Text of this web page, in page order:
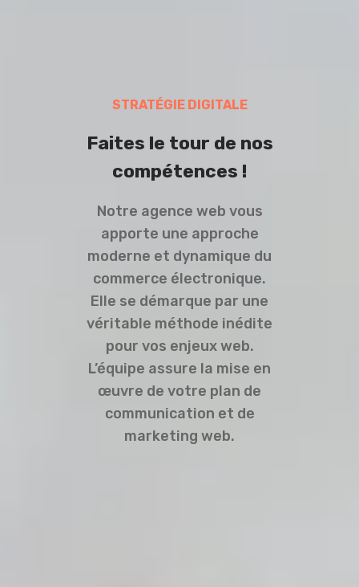
STRATÉGIE DIGITALE
Faites le tour de nos
compétences !
Notre agence web vous
apporte une approche
moderne et dynamique du
commerce électronique.
Elle se démarque par une
véritable méthode inédite
pour vos enjeux web.
L’équipe assure la mise en
œuvre de votre plan de
communication et de
marketing web.